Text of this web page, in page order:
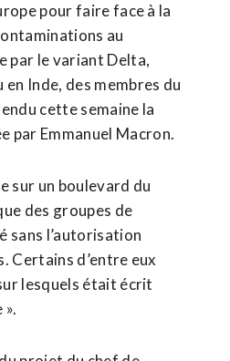
pour faire face à la
au
par le variant Delta,
Inde, des membres du
cette semaine la
par Emmanuel Macron.
sur un boulevard du
des groupes de
sans l’autorisation
Certains d’entre eux
lesquels était écrit